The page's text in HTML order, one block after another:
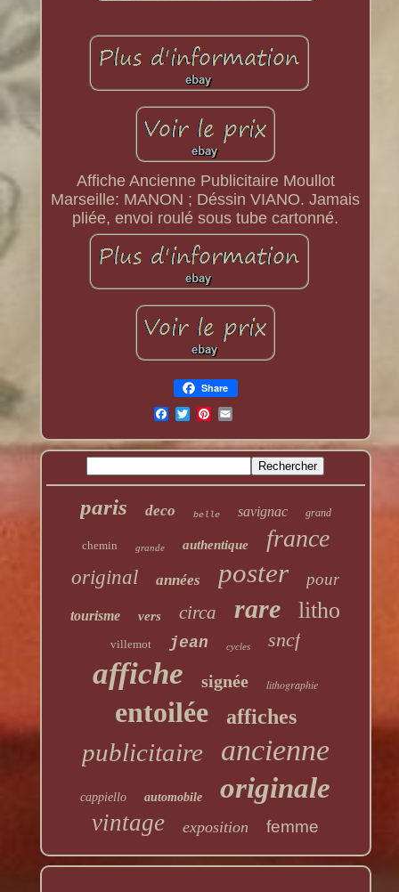
Affiche Ancienne Publicitaire Moullot
Marseille: MANON ; Déssin VIANO. Jamais
pliée, envoi roulé sous tube cartonné.
Share
paris deco belle savignac grand
chemin grande authentique france
original années poster pour
tourisme vers circa rare litho
villemot jean cycles sncf
affiche signée lithographie
entoilée affiches
publicitaire ancienne
cappiello automobile originale
vintage exposition femme